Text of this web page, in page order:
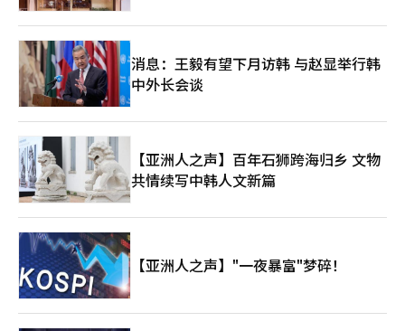
消息：王毅有望下月访韩 与赵显举行韩
中外长会谈
【亚洲人之声】百年石狮跨海归乡 文物
共情续写中韩人文新篇
【亚洲人之声】"一夜暴富"梦碎！